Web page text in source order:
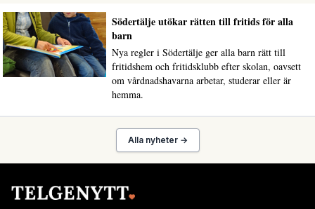
Södertälje utökar rätten till fritids för alla
barn
Nya regler i Södertälje ger alla barn rätt till
fritidshem och fritidsklubb efter skolan, oavsett
om vårdnadshavarna arbetar, studerar eller är
hemma.
Alla nyheter →